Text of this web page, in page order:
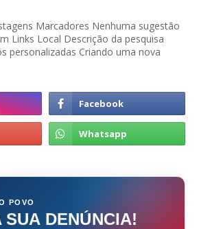
Marcadores Nenhuma sugestão
Links Local Descrição da pesquisa
personalizadas Criando uma nova
POVO
SUA DENÚNCIA!